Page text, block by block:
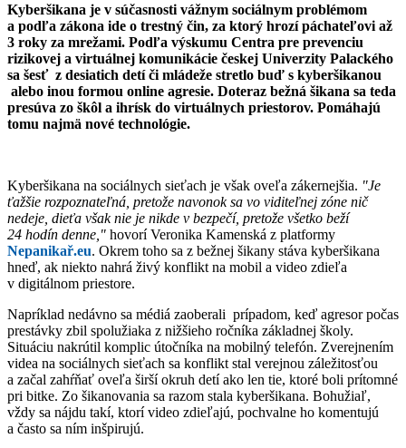
Kyberšikana je v súčasnosti vážnym sociálnym problémom
a podľa zákona ide o trestný čin, za ktorý hrozí páchateľovi až
3 roky za mrežami. Podľa výskumu Centra pre prevenciu
rizikovej a virtuálnej komunikácie českej Univerzity Palackého
sa šesť z desiatich detí či mládeže stretlo buď s kyberšikanou
alebo inou formou online agresie. Doteraz bežná šikana sa teda
presúva zo škôl a ihrísk do virtuálnych priestorov. Pomáhajú
tomu najmä nové technológie.
Kyberšikana na sociálnych sieťach je však oveľa zákernejšia. "Je
ťažšie rozpoznateľná, pretože navonok sa vo viditeľnej zóne nič
nedeje, dieťa však nie je nikde v bezpečí, pretože všetko beží
24 hodín denne," hovorí Veronika Kamenská z platformy
Nepanikař.eu. Okrem toho sa z bežnej šikany stáva kyberšikana
hneď, ak niekto nahrá živý konflikt na mobil a video zdieľa
v digitálnom priestore.
Napríklad nedávno sa médiá zaoberali prípadom, keď agresor počas
prestávky zbil spolužiaka z nižšieho ročníka základnej školy.
Situáciu nakrútil komplic útočníka na mobilný telefón. Zverejnením
videa na sociálnych sieťach sa konflikt stal verejnou záležitosťou
a začal zahŕňať oveľa širší okruh detí ako len tie, ktoré boli prítomné
pri bitke. Zo šikanovania sa razom stala kyberšikana. Bohužiaľ,
vždy sa nájdu takí, ktorí video zdieľajú, pochvalne ho komentujú
a často sa ním inšpirujú.